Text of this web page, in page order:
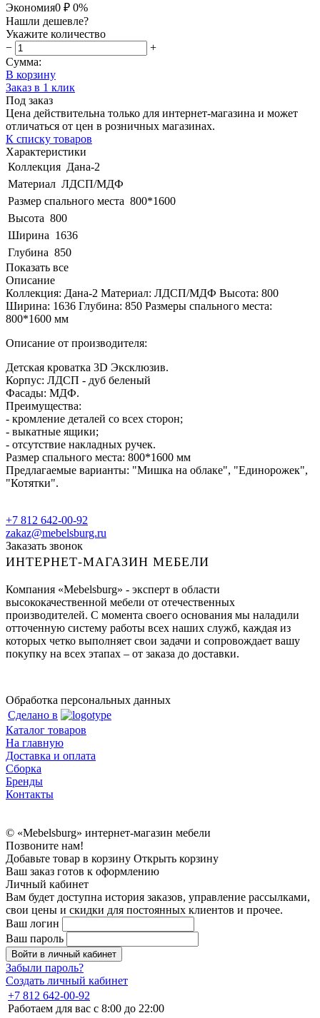
Экономия0 ₽ 0%
Нашли дешевле?
Укажите количество
−
+
Сумма:
В корзину
Заказ в 1 клик
Под заказ
Цена действительна только для интернет-магазина и может
отличаться от цен в розничных магазинах.
К списку товаров
Характеристики
Коллекция Дана-2
Материал ЛДСП/МДФ
Размер спального места 800*1600
Высота 800
Ширина 1636
Глубина 850
Показать все
Описание
Коллекция: Дана-2 Материал: ЛДСП/МДФ Высота: 800
Ширина: 1636 Глубина: 850 Размеры спального места:
800*1600 мм
Описание от производителя:
Детская кроватка 3D Эксклюзив.
Корпус: ЛДСП - дуб беленый
Фасады: МДФ.
Преимущества:
- кромление деталей со всех сторон;
- выкатные ящики;
- отсутствие накладных ручек.
Размер спального места: 800*1600 мм
Предлагаемые варианты: "Мишка на облаке", "Единорожек",
"Котятки".
+7 812 642-00-92
zakaz@mebelsburg.ru
Заказать звонок
ИНТЕРНЕТ-МАГАЗИН МЕБЕЛИ
Компания «Mebelsburg» - эксперт в области
высококачественной мебели от отечественных
производителей. С момента своего основания мы наладили
отточенную систему работы всех наших служб, каждая из
которых четко выполняет свои задачи и сопровождает вашу
покупку на всех этапах – от заказа до доставки.
Обработка персональных данных
Сделано в
Каталог товаров
На главную
Доставка и оплата
Сборка
Бренды
Контакты
© «Mebelsburg» интернет-магазин мебели
Позвоните нам!
Добавьте товар в корзину Открыть корзину
Ваш заказ готов к оформлению
Личный кабинет
Вам будет доступна история заказов, управление рассылками,
свои цены и скидки для постоянных клиентов и прочее.
Ваш логин
Ваш пароль
Войти в личный кабинет
Забыли пароль?
Создать личный кабинет
+7 812 642-00-92
Работаем для вас с 8:00 до 22:00